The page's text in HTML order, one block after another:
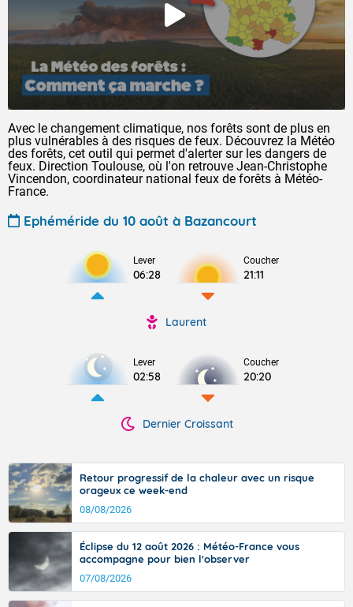
Avec le changement climatique, nos forêts sont de plus en
plus vulnérables à des risques de feux. Découvrez la Météo
des forêts, cet outil qui permet d'alerter sur les dangers de
feux. Direction Toulouse, où l'on retrouve Jean-Christophe
Vincendon, coordinateur national feux de forêts à Météo-
France.
Ephéméride du 10 août à Bazancourt
Lever
06:28
Coucher
21:11
Laurent
Lever
02:58
Coucher
20:20
Dernier Croissant
Retour progressif de la chaleur avec un risque
orageux ce week-end
08/08/2026
Éclipse du 12 août 2026 : Météo-France vous
accompagne pour bien l'observer
07/08/2026